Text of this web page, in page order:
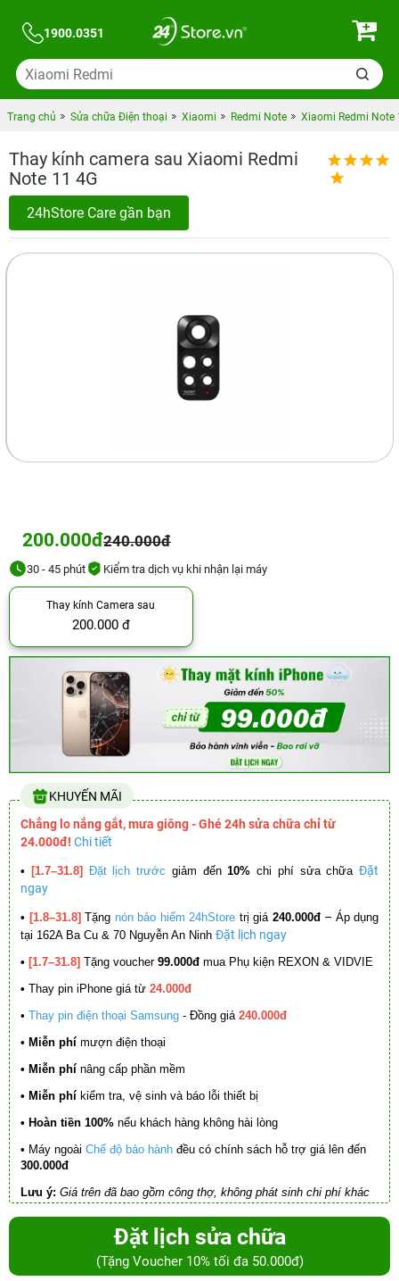
1900.0351
Trang chủ Sửa chữa Điện thoại Xiaomi Redmi Note Xiaomi Redmi Note
Thay kính camera sau Xiaomi Redmi
Note 11 4G
24hStore Care gần bạn
200.000đ240.000đ
30 - 45 phút Kiểm tra dịch vụ khi nhận lại máy
Thay kính Camera sau
200.000 đ
KHUYẾN MÃI
Chẳng lo nắng gắt, mưa giông - Ghé 24h sửa chữa chỉ từ
24.000đ! Chi tiết
• [1.7–31.8] Đặt lịch trước giảm đến10% chi phí sửa chữa Đặt
ngay
• [1.8–31.8] Tặng nón bảo hiểm 24hStore trị giá 240.000đ – Áp dụng
tại 162A Ba Cu & 70 Nguyễn An Ninh Đặt lịch ngay
• [1.7–31.8] Tặng voucher 99.000đ mua Phụ kiện REXON & VIDVIE
• Thay pin iPhone giá từ 24.000đ
• Thay pin điện thoại Samsung - Đồng giá 240.000đ
• Miễn phí mượn điện thoại
• Miễn phí nâng cấp phần mềm
• Miễn phí kiểm tra, vệ sinh và báo lỗi thiết bị
• Hoàn tiền 100% nếu khách hàng không hài lòng
• Máy ngoài Chế độ bảo hành đều có chính sách hỗ trợ giá lên đến
300.000đ
Lưu ý: Giá trên đã bao gồm công thợ, không phát sinh chi phí khác
Đặt lịch sửa chữa
(Tặng Voucher 10% tối đa 50.000đ)